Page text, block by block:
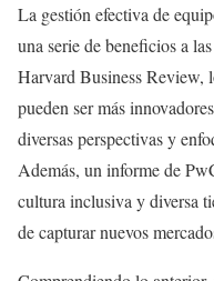
La gestión efectiva de
una serie de beneficios a
Harvard Business Review,
pueden ser más
diversas perspectivas y
Además, un informe de
cultura inclusiva y diversa
de capturar nuevos